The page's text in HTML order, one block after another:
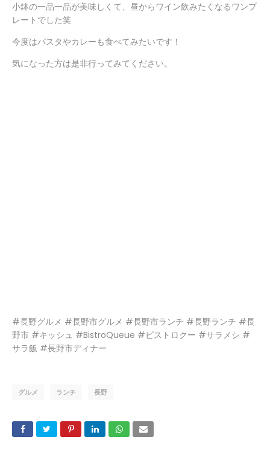
小鉢の一品一品が美味しくて、昼からワイン飲みたくなるワンプ
レートでした笑
今度はパスタやカレーも食べてみたいです！
気になった方は是非行ってみてください。
#長野グルメ #長野市グルメ #長野市ランチ #長野ランチ #長
野市 #キッシュ #BistroQueue #ビストロクー #サラメシ #
サラ飯 #長野市ディナー
グルメ ランチ 長野